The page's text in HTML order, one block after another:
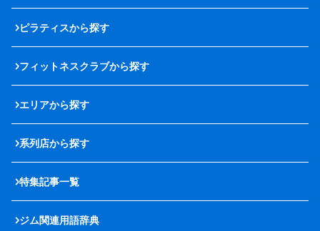
ピラティスから探す
フィットネスクラブから探す
エリアから探す
系列店から探す
特集記事一覧
ジム関連用語辞典